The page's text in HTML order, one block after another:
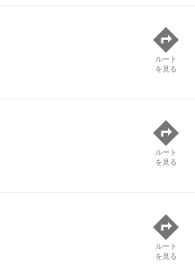
ルート
を見る
ルート
を見る
ルート
を見る